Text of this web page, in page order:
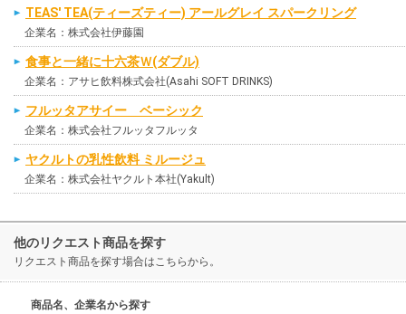
TEAS' TEA(ティーズティー) アールグレイ スパークリング
企業名：株式会社伊藤園
食事と一緒に十六茶Ｗ(ダブル)
企業名：アサヒ飲料株式会社(Asahi SOFT DRINKS)
フルッタアサイー ベーシック
企業名：株式会社フルッタフルッタ
ヤクルトの乳性飲料 ミルージュ
企業名：株式会社ヤクルト本社(Yakult)
他のリクエスト商品を探す
リクエスト商品を探す場合はこちらから。
商品名、企業名から探す